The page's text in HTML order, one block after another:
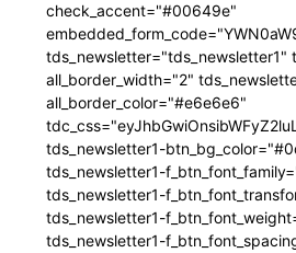
check_accent="#00649e"
tds_newsletter="tds_newsletter1"
all_border_width="2"
all_border_color="#e6e6e6"
tds_newsletter1-
tds_newsletter1-
tds_newsletter1-
tds_newsletter1-
tds_newsletter1-